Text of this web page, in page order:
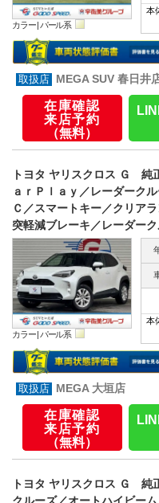
カラー | パール系
本
MEGA SUV 春日井
在庫確認
来店予約
（無料）
トヨタ ヤリスクロス Ｇ 純
ａｒＰｌａｙ／レーダーク
Ｃ／スマートキー／クリア
突軽減ブレーキ／レーダー
カラー | パール系
本
MEGA 大垣店
在庫確認
来店予約
（無料）
トヨタ ヤリスクロス Ｇ 純